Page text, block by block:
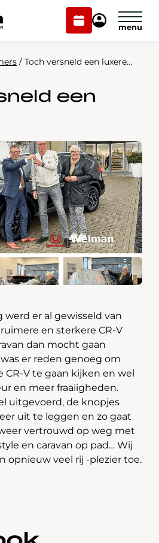
Plan
onderhoud
Mijn
onderhoud
/ Toch versneld een luxere…
een
werd er al gewisseld van
en sterkere CR-V
dan mocht gaan
er reden genoeg om
CR-V te gaan kijken en wel
en meer fraaiigheden.
uitgevoerd, de knopjes
uit te leggen en zo gaat
vertrouwd op weg met
en caravan op pad… Wij
opnieuw veel rij -plezier toe.